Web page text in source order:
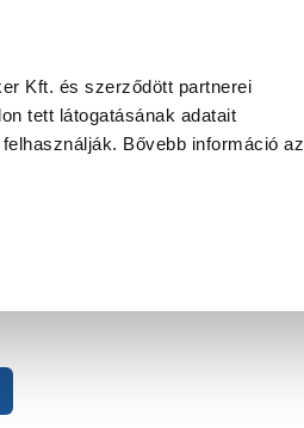
Kft. és szerződött partnerei
tett látogatásának adatait
Bővebb információ az